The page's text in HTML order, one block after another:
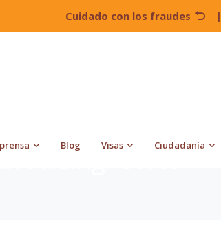
Cuidado con los fraudes |
Blog Visas Ciudadanía
browsing: Corte